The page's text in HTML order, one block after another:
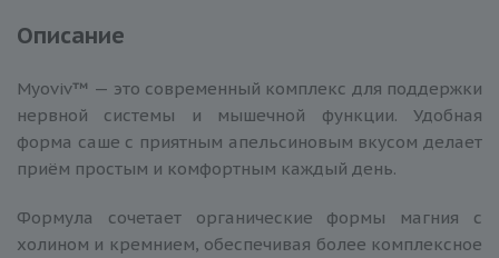
Описание
Myoviv™ — это современный комплекс для поддержки
нервной системы и мышечной функции. Удобная
форма саше с приятным апельсиновым вкусом делает
приём простым и комфортным каждый день.
Формула сочетает органические формы магния с
холином и кремнием, обеспечивая более комплексное